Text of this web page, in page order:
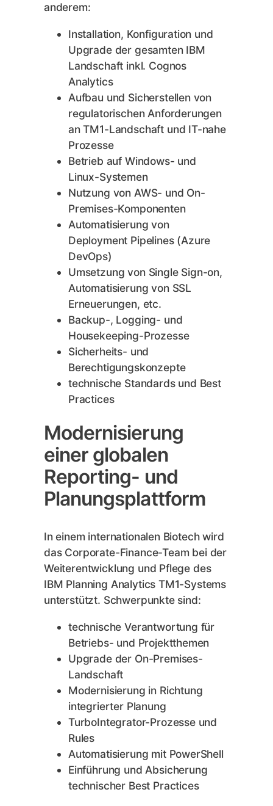
anderem:
Installation, Konfiguration und
Upgrade der gesamten IBM
Landschaft inkl. Cognos
Analytics
Aufbau und Sicherstellen von
regulatorischen Anforderungen
an TM1-Landschaft und IT-nahe
Prozesse
Betrieb auf Windows- und
Linux-Systemen
Nutzung von AWS- und On-
Premises-Komponenten
Automatisierung von
Deployment Pipelines (Azure
DevOps)
Umsetzung von Single Sign-on,
Automatisierung von SSL
Erneuerungen, etc.
Backup-, Logging- und
Housekeeping-Prozesse
Sicherheits- und
Berechtigungskonzepte
technische Standards und Best
Practices
Modernisierung
einer globalen
Reporting- und
Planungsplattform
In einem internationalen Biotech wird
das Corporate-Finance-Team bei der
Weiterentwicklung und Pflege des
IBM Planning Analytics TM1-Systems
unterstützt. Schwerpunkte sind:
technische Verantwortung für
Betriebs- und Projektthemen
Upgrade der On-Premises-
Landschaft
Modernisierung in Richtung
integrierter Planung
TurboIntegrator-Prozesse und
Rules
Automatisierung mit PowerShell
Einführung und Absicherung
technischer Best Practices